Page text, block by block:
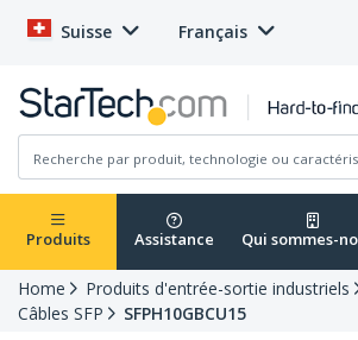
Suisse Français
Produits Assistance Qui sommes-
Home Produits d'entrée-sortie industriels
Câbles SFP
SFPH10GBCU15